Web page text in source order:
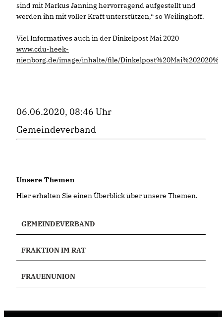
sind mit Markus Janning hervorragend aufgestellt und
werden ihn mit voller Kraft unterstützen,“ so Weilinghoff.
Viel Informatives auch in der Dinkelpost Mai 2020
www.cdu-heek-
nienborg.de/image/inhalte/file/
06.06.2020, 08:46 Uhr
Gemeindeverband
Unsere Themen
Hier erhalten Sie einen Überblick über unsere Themen.
GEMEINDEVERBAND
FRAKTION IM RAT
FRAUENUNION